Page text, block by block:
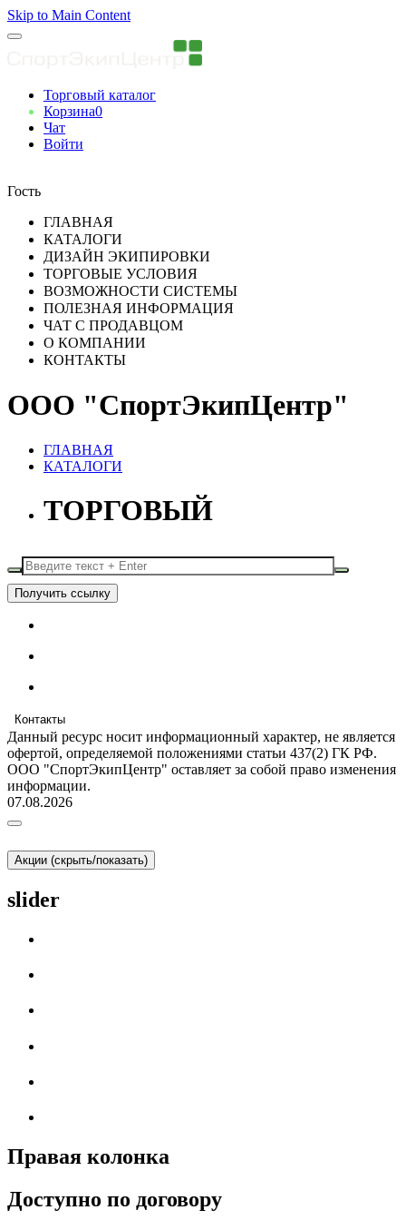
Skip to Main Content
Торговый каталог
Корзина0
Чат
Войти
Гость
ГЛАВНАЯ
КАТАЛОГИ
ДИЗАЙН ЭКИПИРОВКИ
ТОРГОВЫЕ УСЛОВИЯ
ВОЗМОЖНОСТИ СИСТЕМЫ
ПОЛЕЗНАЯ ИНФОРМАЦИЯ
ЧАТ С ПРОДАВЦОМ
О КОМПАНИИ
КОНТАКТЫ
ООО "СпортЭкипЦентр"
ГЛАВНАЯ
КАТАЛОГИ
ТОРГОВЫЙ
Получить ссылку
Контакты
Данный ресурс носит информационный характер, не является
офертой, определяемой положениями статьи 437(2) ГК РФ.
ООО "СпортЭкипЦентр" оставляет за собой право изменения
информации.
07.08.2026
Акции (скрыть/показать)
slider
Правая колонка
Доступно по договору